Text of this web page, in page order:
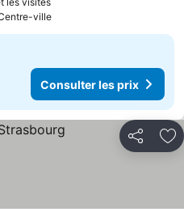
ville
Consulter les prix
Partager